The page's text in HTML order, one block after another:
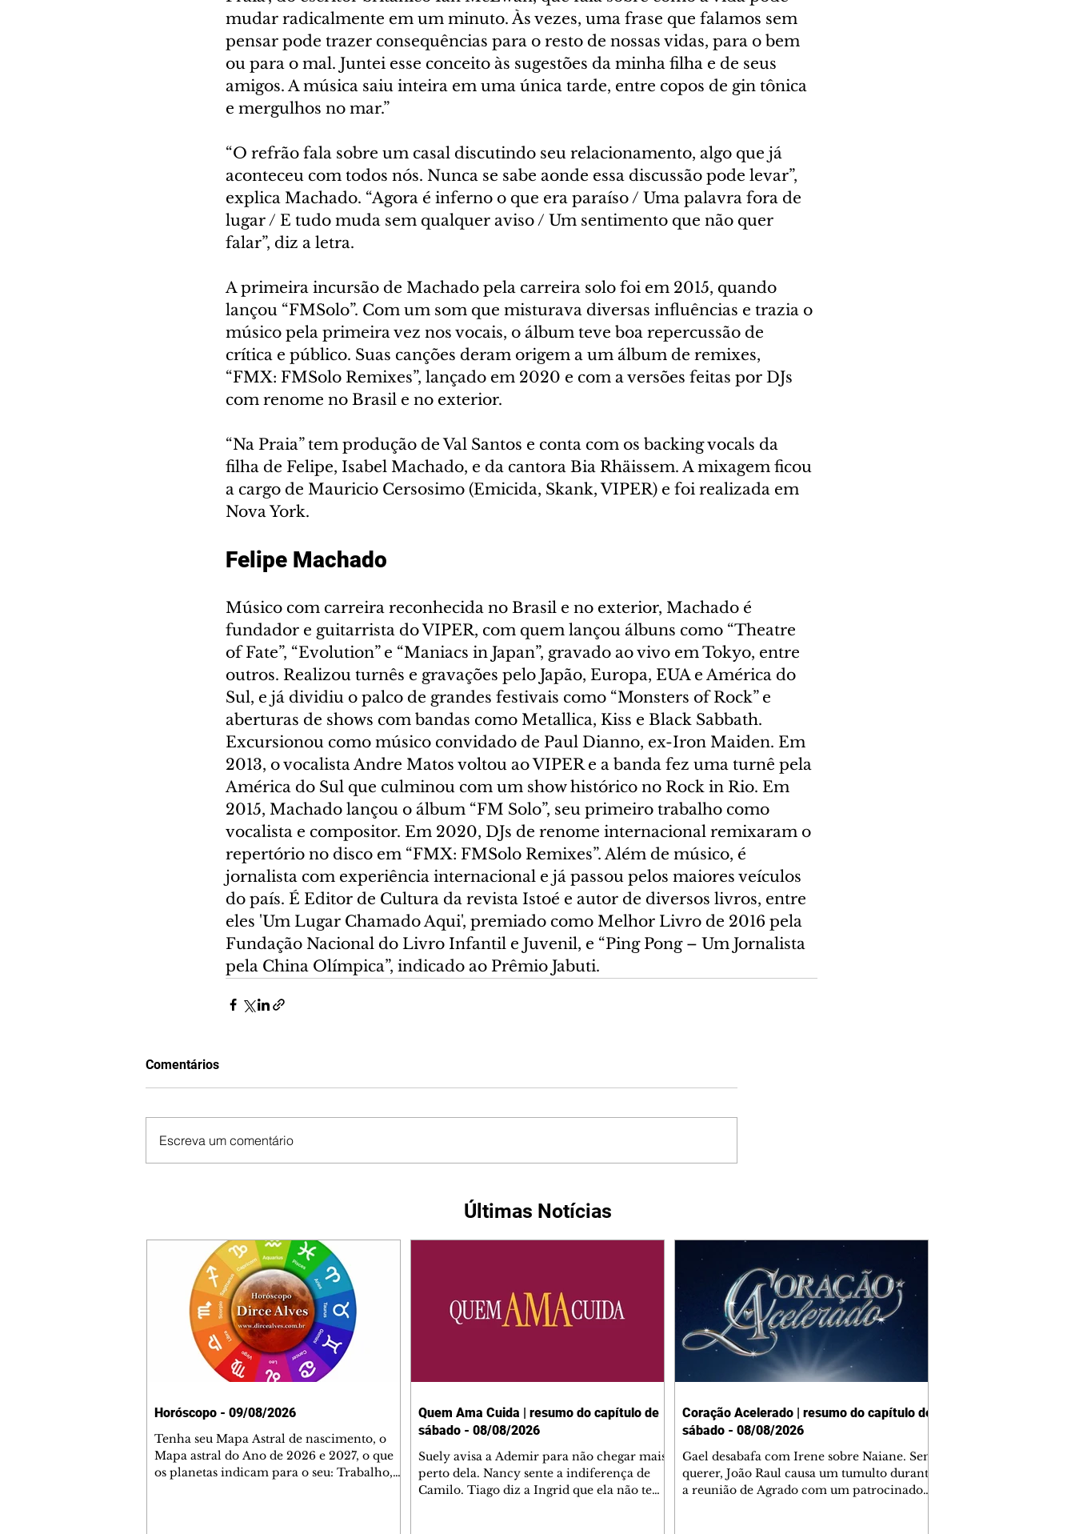
mudar radicalmente em um minuto. Às vezes, uma frase que falamos sem
pensar pode trazer consequências para o resto de nossas vidas, para o bem
ou para o mal. Juntei esse conceito às sugestões da minha filha e de seus
amigos. A música saiu inteira em uma única tarde, entre copos de gin tônica
e mergulhos no mar.”
“O refrão fala sobre um casal discutindo seu relacionamento, algo que já
aconteceu com todos nós. Nunca se sabe aonde essa discussão pode levar”,
explica Machado. “Agora é inferno o que era paraíso / Uma palavra fora de
lugar / E tudo muda sem qualquer aviso / Um sentimento que não quer
falar”, diz a letra.
A primeira incursão de Machado pela carreira solo foi em 2015, quando
lançou “FMSolo”. Com um som que misturava diversas influências e trazia o
músico pela primeira vez nos vocais, o álbum teve boa repercussão de
crítica e público. Suas canções deram origem a um álbum de remixes,
“FMX: FMSolo Remixes”, lançado em 2020 e com a versões feitas por DJs
com renome no Brasil e no exterior.
“Na Praia” tem produção de Val Santos e conta com os backing vocals da
filha de Felipe, Isabel Machado, e da cantora Bia Rhäissem. A mixagem ficou
a cargo de Mauricio Cersosimo (Emicida, Skank, VIPER) e foi realizada em
Nova York.
Felipe Machado
Músico com carreira reconhecida no Brasil e no exterior, Machado é
fundador e guitarrista do VIPER, com quem lançou álbuns como “Theatre
of Fate”, “Evolution” e “Maniacs in Japan”, gravado ao vivo em Tokyo, entre
outros. Realizou turnês e gravações pelo Japão, Europa, EUA e América do
Sul, e já dividiu o palco de grandes festivais como “Monsters of Rock” e
aberturas de shows com bandas como Metallica, Kiss e Black Sabbath.
Excursionou como músico convidado de Paul Dianno, ex-Iron Maiden. Em
2013, o vocalista Andre Matos voltou ao VIPER e a banda fez uma turnê pela
América do Sul que culminou com um show histórico no Rock in Rio. Em
2015, Machado lançou o álbum “FM Solo”, seu primeiro trabalho como
vocalista e compositor. Em 2020, DJs de renome internacional remixaram o
repertório no disco em “FMX: FMSolo Remixes”. Além de músico, é
jornalista com experiência internacional e já passou pelos maiores veículos
do país. É Editor de Cultura da revista Istoé e autor de diversos livros, entre
eles 'Um Lugar Chamado Aqui', premiado como Melhor Livro de 2016 pela
Fundação Nacional do Livro Infantil e Juvenil, e “Ping Pong – Um Jornalista
pela China Olímpica”, indicado ao Prêmio Jabuti.
Comentários
Escreva um comentário
Últimas Notícias
Horóscopo - 09/08/2026
Tenha seu Mapa Astral de nascimento, o
Mapa astral do Ano de 2026 e 2027, o que
os planetas indicam para o seu: Trabalho,
Quem Ama Cuida | resumo do capítulo de
sábado - 08/08/2026
Suely avisa a Ademir para não chegar mais
perto dela. Nancy sente a indiferença de
Camilo. Tiago diz a Ingrid que ela não tem
Coração Acelerado | resumo do capítulo de
sábado - 08/08/2026
Gael desabafa com Irene sobre Naiane. Sem
querer, João Raul causa um tumulto durante
a reunião de Agrado com um patrocinador.